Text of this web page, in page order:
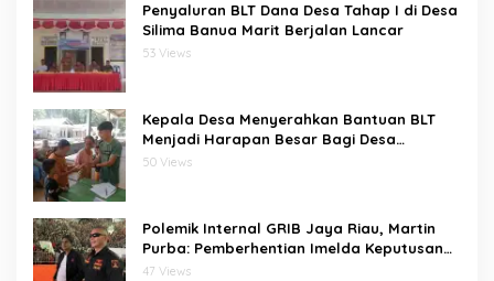
Penyaluran BLT Dana Desa Tahap I di Desa
Silima Banua Marit Berjalan Lancar
53 Views
Kepala Desa Menyerahkan Bantuan BLT
Menjadi Harapan Besar Bagi Desa
bawositora kecamatan pulau pulau batu
50 Views
Polemik Internal GRIB Jaya Riau, Martin
Purba: Pemberhentian Imelda Keputusan
Pusat
47 Views